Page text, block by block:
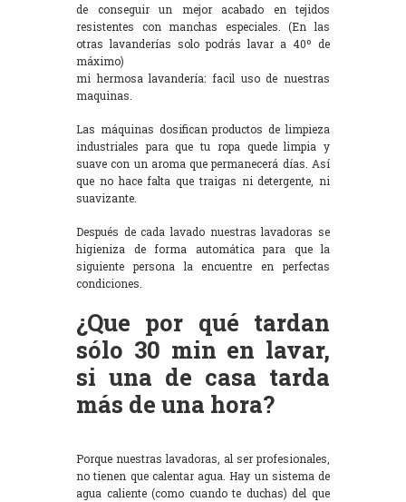
de conseguir un mejor acabado en tejidos
resistentes con manchas especiales. (En las
otras lavanderías solo podrás lavar a 40º de
máximo)
mi hermosa lavandería: facil uso de nuestras
maquinas.
Las máquinas dosifican productos de limpieza
industriales para que tu ropa quede limpia y
suave con un aroma que permanecerá días. Así
que no hace falta que traigas ni detergente, ni
suavizante.
Después de cada lavado nuestras lavadoras se
higieniza de forma automática para que la
siguiente persona la encuentre en perfectas
condiciones.
¿Que por qué tardan
sólo 30 min en lavar,
si una de casa tarda
más de una hora?
Porque nuestras lavadoras, al ser profesionales,
no tienen que calentar agua. Hay un sistema de
agua caliente (como cuando te duchas) del que